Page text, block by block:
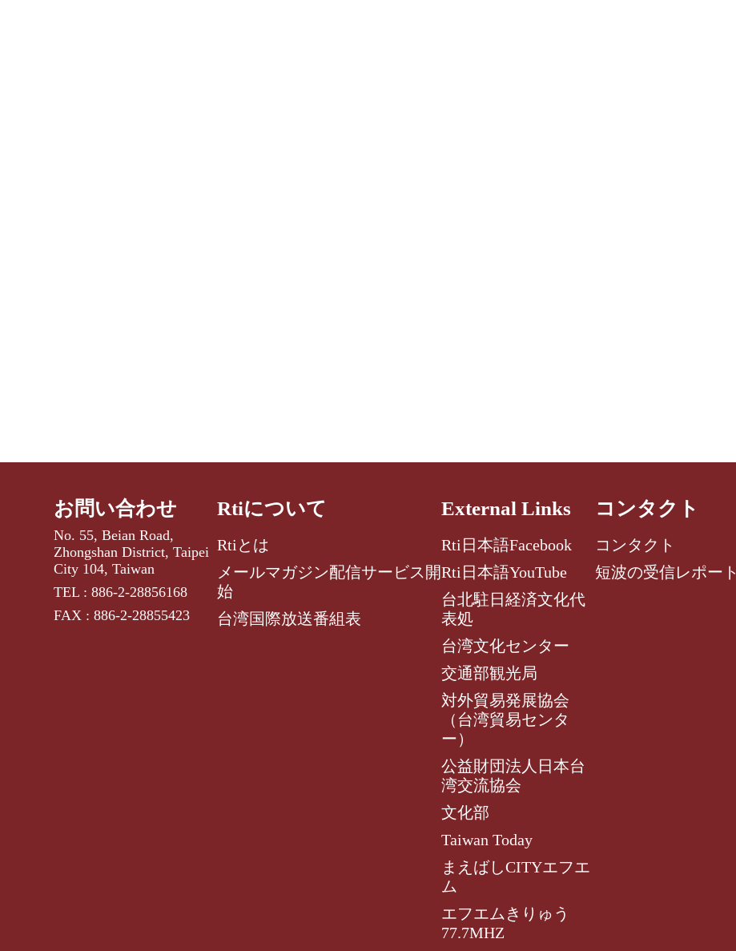
お問い合わせ
No. 55, Beian Road,
Zhongshan District, Taipei
City 104, Taiwan
TEL : 886-2-28856168
FAX : 886-2-28855423
Rtiについて
Rtiとは
メールマガジン配信サービス開
始
台湾国際放送番組表
External Links
Rti日本語Facebook
Rti日本語YouTube
台北駐日経済文化代
表処
台湾文化センター
交通部観光局
対外貿易発展協会
（台湾貿易センタ
ー）
公益財団法人日本台
湾交流協会
文化部
Taiwan Today
まえばしCITYエフエ
ム
エフエムきりゅう
77.7MHZ
コンタクト
コンタクト
短波の受信レポート